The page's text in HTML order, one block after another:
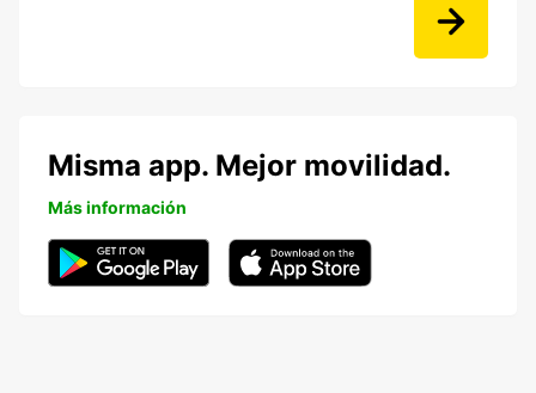
Misma app. Mejor movilidad.
Más información